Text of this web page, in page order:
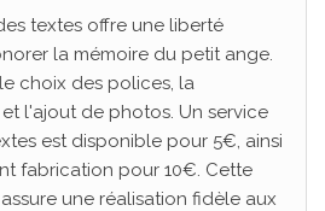
textes offre une liberté
la mémoire du petit ange.
choix des polices, la
l'ajout de photos. Un service
est disponible pour 5€, ainsi
fabrication pour 10€. Cette
une réalisation fidèle aux